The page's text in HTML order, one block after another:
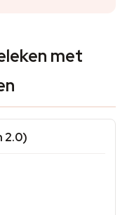
met
2.0)